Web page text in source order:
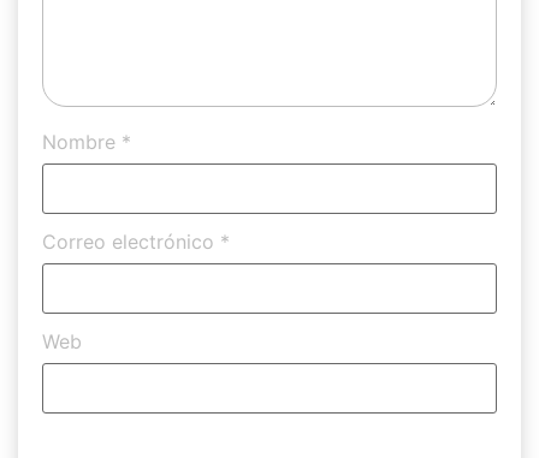
Nombre *
Correo electrónico *
Web